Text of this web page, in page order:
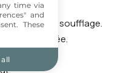
en tirage et soufflage.
standardisée.
time via
and
These